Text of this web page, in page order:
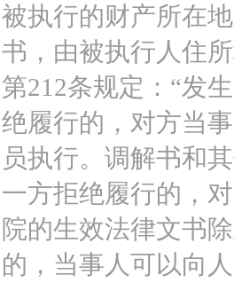
被执行的财产所在
书，由被执行人住
第212条规定：“发
绝履行的，对方当
员执行。调解书和
一方拒绝履行的，
院的生效法律文书
的，当事人可以向